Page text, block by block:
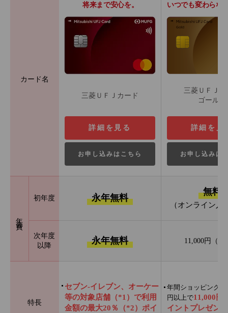
カード名
将来まで安心を。
いつでも変わらな
三菱ＵＦＪカード
三菱ＵＦＪカ
ゴールド
詳細を見る
お申し込みはこちら
詳細を見
お申し込みは
年会費
初年度 永年無料
無料
（オンライン入
次年度
以降
永年無料 11,000円（税
特長
セブン‐イレブン、オーケー
等の対象店舗（*1）で利用
金額の最大20％（*2）ポイ
年間ショッピング利
円以上で11,000円
イントプレゼント